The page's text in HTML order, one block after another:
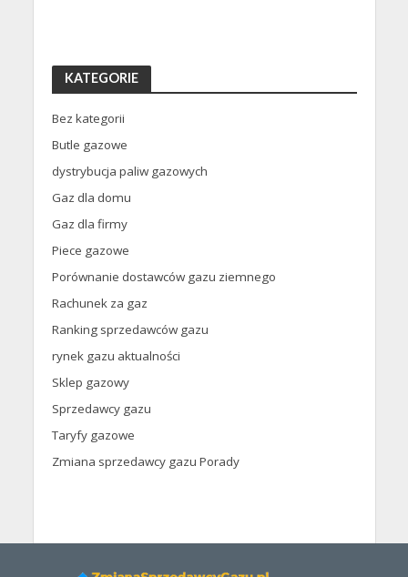
KATEGORIE
Bez kategorii
Butle gazowe
dystrybucja paliw gazowych
Gaz dla domu
Gaz dla firmy
Piece gazowe
Porównanie dostawców gazu ziemnego
Rachunek za gaz
Ranking sprzedawców gazu
rynek gazu aktualności
Sklep gazowy
Sprzedawcy gazu
Taryfy gazowe
Zmiana sprzedawcy gazu Porady